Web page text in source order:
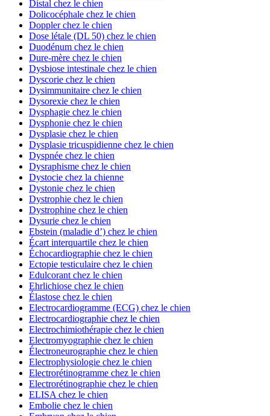
Distal chez le chien
Dolicocéphale chez le chien
Doppler chez le chien
Dose létale (DL 50) chez le chien
Duodénum chez le chien
Dure-mère chez le chien
Dysbiose intestinale chez le chien
Dyscorie chez le chien
Dysimmunitaire chez le chien
Dysorexie chez le chien
Dysphagie chez le chien
Dysphonie chez le chien
Dysplasie chez le chien
Dysplasie tricuspidienne chez le chien
Dyspnée chez le chien
Dysraphisme chez le chien
Dystocie chez la chienne
Dystonie chez le chien
Dystrophie chez le chien
Dystrophine chez le chien
Dysurie chez le chien
Ebstein (maladie d’) chez le chien
Écart interquartile chez le chien
Échocardiographie chez le chien
Ectopie testiculaire chez le chien
Edulcorant chez le chien
Ehrlichiose chez le chien
Élastose chez le chien
Electrocardiogramme (ECG) chez le chien
Electrocardiographie chez le chien
Electrochimiothérapie chez le chien
Electromyographie chez le chien
Électroneurographie chez le chien
Electrophysiologie chez le chien
Electrorétinogramme chez le chien
Electrorétinographie chez le chien
ELISA chez le chien
Embolie chez le chien